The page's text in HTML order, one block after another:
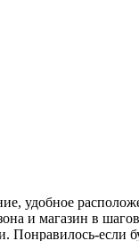
удобное
и магазин в
Понравилось-если